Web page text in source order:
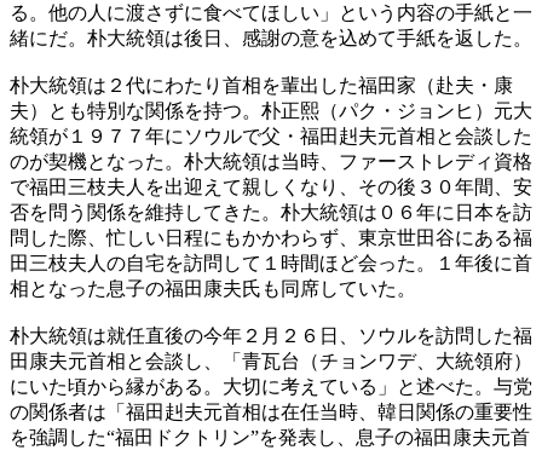
る。他の人に渡さずに食べてほしい」という内容の手紙と一
緒にだ。朴大統領は後日、感謝の意を込めて手紙を返した。
朴大統領は２代にわたり首相を輩出した福田家（赴夫・康
夫）とも特別な関係を持つ。朴正熙（パク・ジョンヒ）元大
統領が１９７７年にソウルで父・福田赳夫元首相と会談した
のが契機となった。朴大統領は当時、ファーストレディ資格
で福田三枝夫人を出迎えて親しくなり、その後３０年間、安
否を問う関係を維持してきた。朴大統領は０６年に日本を訪
問した際、忙しい日程にもかかわらず、東京世田谷にある福
田三枝夫人の自宅を訪問して１時間ほど会った。１年後に首
相となった息子の福田康夫氏も同席していた。
朴大統領は就任直後の今年２月２６日、ソウルを訪問した福
田康夫元首相と会談し、「青瓦台（チョンワデ、大統領府）
にいた頃から縁がある。大切に考えている」と述べた。与党
の関係者は「福田赳夫元首相は在任当時、韓日関係の重要性
を強調した“福田ドクトリン”を発表し、息子の福田康夫元首